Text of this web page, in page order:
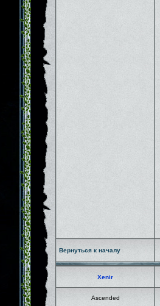
Вернуться к началу
Xenir
Ascended